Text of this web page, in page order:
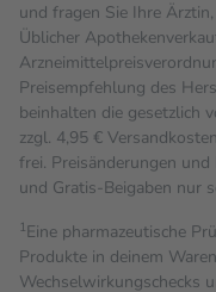
und fragen Sie Ihre
Üblicher
Preisempfehlung des
beinhalten die gesetzlich
zzgl. 4,95 €
frei. Preisänderungen
und Gratis-Beigaben nur
1Eine pharmazeutische
Produkte in deinem
Wechselwirkungschecks